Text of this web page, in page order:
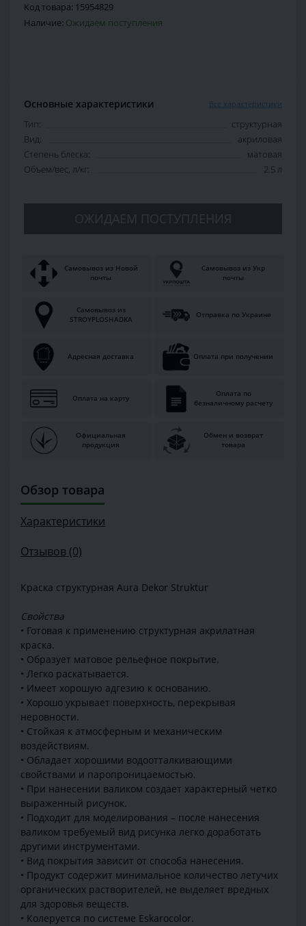
Код товара: 15954829
Наличие: Ожидаем поступления
Основные характеристики Все характеристики
Тип:
структурная
Вид:
акриловая
Степень блеска:
матовая
Объем/вес, л/кг:
2.5 л
ОЖИДАЕМ ПОСТУПЛЕНИЯ
Самовывоз из Новой
почты
Самовывоз из Укр
почты
Самовывоз из
STROYPLOSHADKA
Отправка по Украине
Адресная доставка Оплата при получении
Оплата на карту
Оплата по
безналичному расчету
Официальная
продукция
Обмен и возврат
товара
Обзор товара
Характеристики
Отзывов (0)
Краска структурная Aura Dekor Struktur
Свойства
• Готовая к применению структурная акрилатная
краска.
• Образует матовое рельефное покрытие.
• Легко раскатывается.
• Имеет хорошую адгезию к основанию.
• Хорошо укрывает поверхность, перекрывая
неровности.
• Стойкая к атмосферным и механическим
воздействиям.
• Обладает хорошими водоотталкивающими
свойствами и паропроницаемостью.
• При нанесении валиком создает характерный четко
выраженный рисунок.
• Подходит для моделирования – после нанесения
валиком требуемый вид рисунка легко доработать
другими инструментами.
• Вид покрытия зависит от способа нанесения.
• Продукт содержит минимальное количество летучих
органических растворителей, не выделяет вредных
для здоровья веществ.
• Колеруется по системе Eskarocolor.